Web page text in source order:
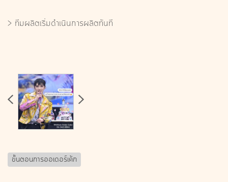
> ทีมผลิตเริ่มดําเนินการผลิตทันที
ขั้นตอนการออเดอร์เค้ก